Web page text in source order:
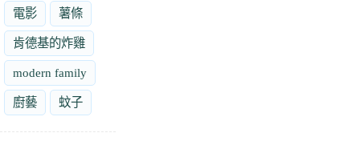
電影 薯條
肯德基的炸雞
modern family
廚藝 蚊子